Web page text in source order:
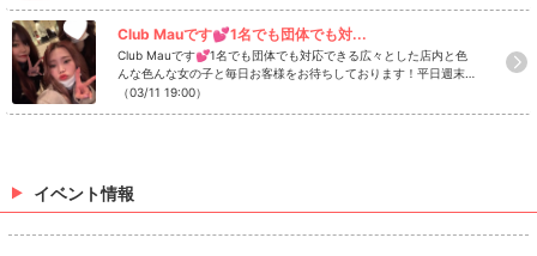
詳しいことはご来店の際ボーイにお問い合わせください👌延長は3
0分 4,400yen 50分 7,500yenがございます👍ご来店の際
にはお好きな方をお選びくださいませ💕指名料は本指名、場内指
名共に1,300yenです(*'▽'*)お気に入りの女の子を見つけたら指名
しちゃいましょう✌️✌️キャストドリンクも1杯1,300yen〜と、な
っております🍹🍻⚠️料金は税サ込みとさせていただきます。税 1
0% サービス料 15%となっております。HP▶️https://club-mau.sit
っております🙇‍♂️飲み放題はアルコール類はバーボン、ブランデ
ー、ウイスキー、飲み放題ノンアルコールは烏龍茶となっておりま
す🥰その他焼酎等ボトル、烏龍茶以外の別料金ノンアルのドリン
クもご用意します💕ボトル、別料金のノンアルドリンクに関して
詳しいことはご来店の際ボーイにお問い合わせください👌延長は3
しちゃいましょう✌️✌️キャストドリンクも1杯1,300yen〜と、な
っております🍹🍻⚠️料金は税サ込みとさせていただきます。税 1
e@clua.mauClub Mau 19:30〜1:00定休日 日曜#香川 #高松 #キ
Club Mauです💕1名でも団体でも対...
Club Mauです💕1名でも団体でも対応できる広々とした店内と色
んな色んな女の子と毎日お客様をお待ちしております！平日週末問
わず女の子を揃えているので皆さまのご来店お待ちしております
クもご用意します💕ボトル、別料金のノンアルドリンクに関して
詳しいことはご来店の際ボーイにお問い合わせください👌延長は3
0分 4,400yen 50分 7,500yenがございます👍ご来店の際
（03/11 19:00）
イベント情報